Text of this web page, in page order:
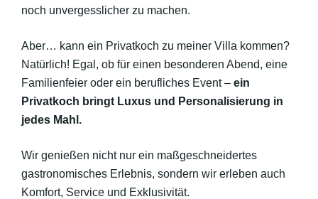
noch unvergesslicher zu machen.
Aber… kann ein Privatkoch zu meiner Villa kommen?
Natürlich! Egal, ob für einen besonderen Abend, eine
Familienfeier oder ein berufliches Event – ein
Privatkoch bringt Luxus und Personalisierung in
jedes Mahl.
Wir genießen nicht nur ein maßgeschneidertes
gastronomisches Erlebnis, sondern wir erleben auch
Komfort, Service und Exklusivität.